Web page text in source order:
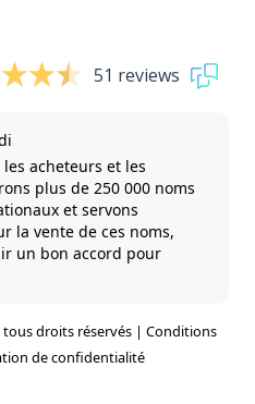
51 reviews
acheteurs et les
plus de 250 000 noms
et servons
la vente de ces noms,
un bon accord pour
droits réservés | Conditions
de confidentialité